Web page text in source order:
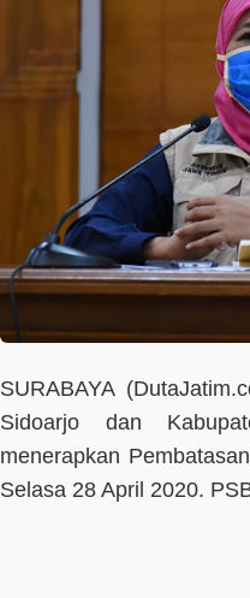
SURABAYA
Sidoarjo dan
menerapkan
Selasa 28 April 2020.